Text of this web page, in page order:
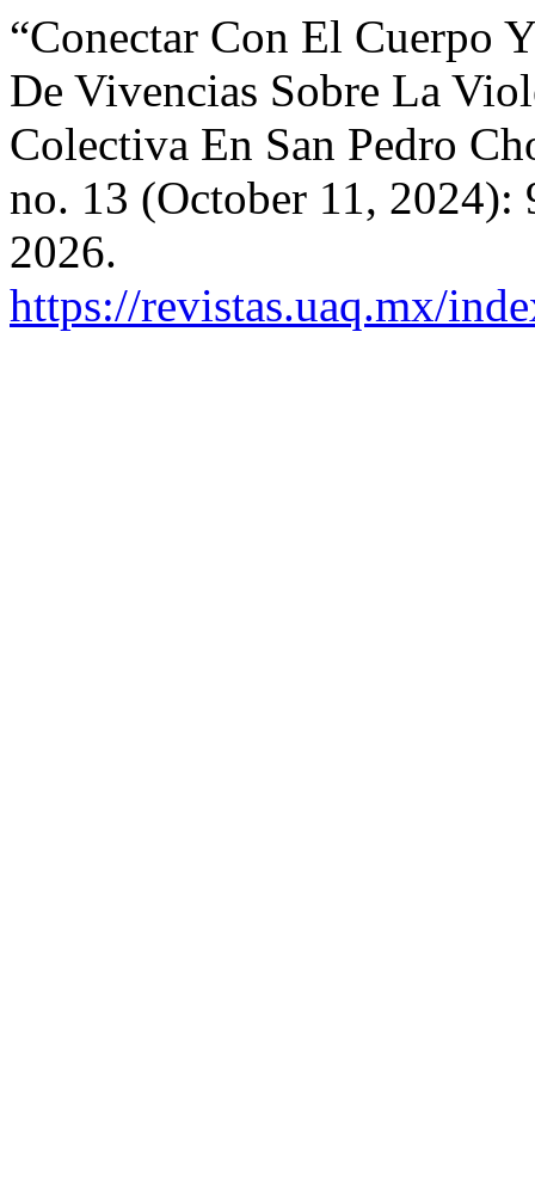
“Conectar Con El Cuerpo
De Vivencias Sobre La
Colectiva En San Pedro
no. 13 (October 11, 2024):
2026.
https://revistas.uaq.mx/